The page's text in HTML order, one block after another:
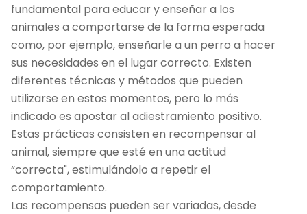
fundamental para educar y enseñar a los
animales a comportarse de la forma esperada
como, por ejemplo, enseñarle a un perro a hacer
sus necesidades en el lugar correcto. Existen
diferentes técnicas y métodos que pueden
utilizarse en estos momentos, pero lo más
indicado es apostar al adiestramiento positivo.
Estas prácticas consisten en recompensar al
animal, siempre que esté en una actitud
“correcta", estimulándolo a repetir el
comportamiento.
Las recompensas pueden ser variadas, desde